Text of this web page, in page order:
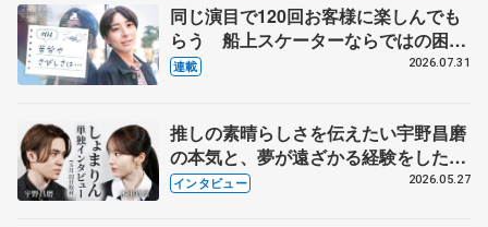
同じ演目で120回お客様に楽しんでも
らう 船上スケーターならではの困難
とは 影響あったPIW前キャプテン松
連載 2026.07.31
推しの素晴らしさを伝えたい宇野昌磨
の本気と、夢が遠ざかる経験をした本
田真凜の覚悟
インタビュー 2026.05.27